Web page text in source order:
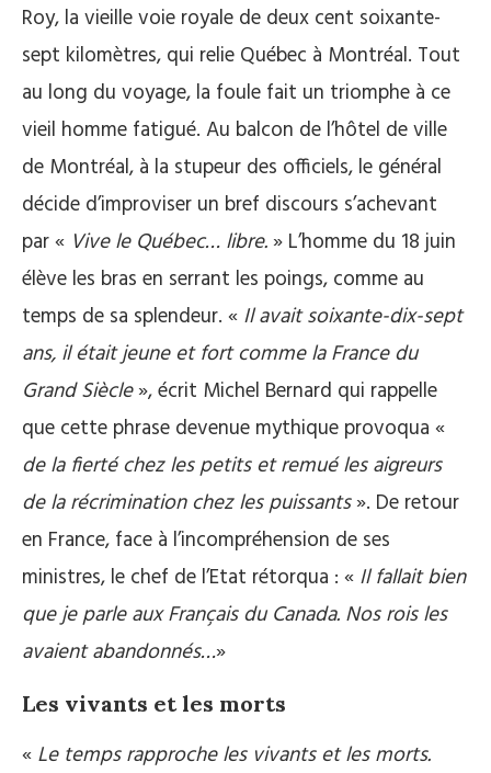
Roy, la vieille voie royale de deux cent soixante-
sept kilomètres, qui relie Québec à Montréal. Tout
au long du voyage, la foule fait un triomphe à ce
vieil homme fatigué. Au balcon de l’hôtel de ville
de Montréal, à la stupeur des officiels, le général
décide d’improviser un bref discours s’achevant
par « Vive le Québec… libre. » L’homme du 18 juin
élève les bras en serrant les poings, comme au
temps de sa splendeur. « Il avait soixante-dix-sept
ans, il était jeune et fort comme la France du
Grand Siècle», écrit Michel Bernard qui rappelle
que cette phrase devenue mythique provoqua «
de la fierté chez les petits et remué les aigreurs
de la récrimination chez les puissants». De retour
en France, face à l’incompréhension de ses
ministres, le chef de l’Etat rétorqua : « Il fallait bien
que je parle aux Français du Canada. Nos rois les
avaient abandonnés…»
Les vivants et les morts
« Le temps rapproche les vivants et les morts.